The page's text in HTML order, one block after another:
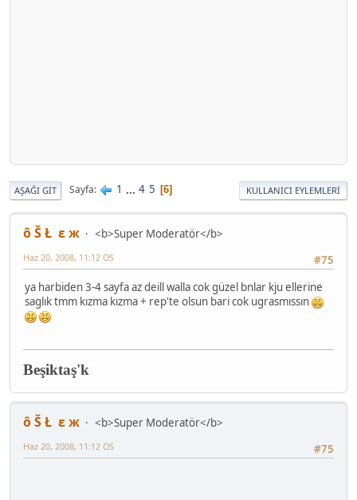
AŞAĞI GIT Sayfa 1 ... 4 5 6 KULLANICI EYLEMLERI
ô Š Ł ε ж
<b>Super Moderatör</b>
#75
Haz 20, 2008, 11:12 ÖS
ya harbiden 3-4 sayfa az deill walla cok güzel bnlar kju ellerine
saglık tmm kızma kızma + rep'te olsun bari cok ugrasmıssın
Beşiktaş'k
ô Š Ł ε ж
<b>Super Moderatör</b>
#75
Haz 20, 2008, 11:12 ÖS